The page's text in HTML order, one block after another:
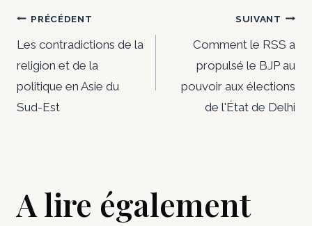
Navigation
de
l’article
PRÉCÉDENT
Les contradictions de la
religion et de la
politique en Asie du
Sud-Est
SUIVANT
Comment le RSS a
propulsé le BJP au
pouvoir aux élections
de l'État de Delhi
A lire également